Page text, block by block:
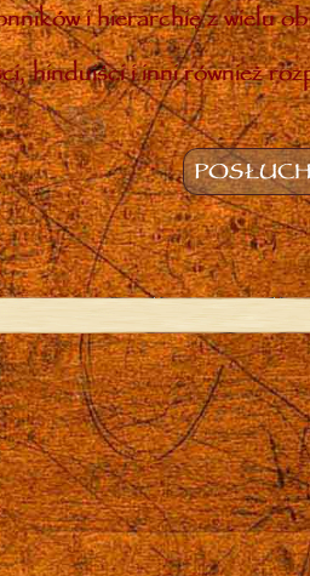
i hierarchię z wielu
hinduiści i inni również